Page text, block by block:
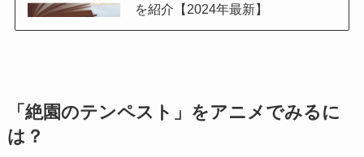
を紹介【2024年最新】
「絶園のテンペスト」をアニメでみるに
は？